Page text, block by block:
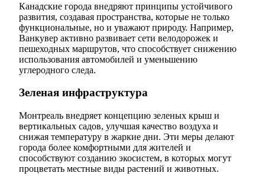
Канадские города внедряют принципы устойчивого
развития, создавая пространства, которые не только
функциональные, но и уважают природу. Например,
Ванкувер активно развивает сети велодорожек и
пешеходных маршрутов, что способствует снижению
использования автомобилей и уменьшению
углеродного следа.
Зеленая инфраструктура
Монтреаль внедряет концепцию зеленых крыш и
вертикальных садов, улучшая качество воздуха и
снижая температуру в жаркие дни. Эти меры делают
города более комфортными для жителей и
способствуют созданию экосистем, в которых могут
процветать местные виды растений и животных.